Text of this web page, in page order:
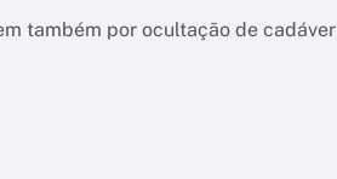
também por ocultação de cadáver